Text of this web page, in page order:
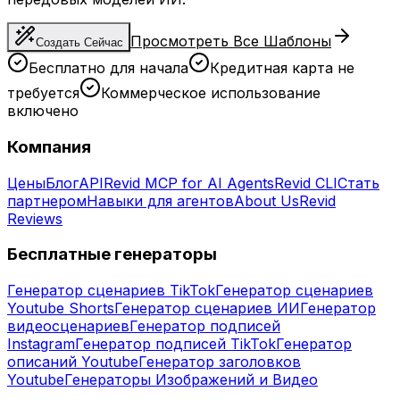
Создать Сейчас
Просмотреть Все Шаблоны
Бесплатно для начала
Кредитная карта не
требуется
Коммерческое использование
включено
Компания
ЦеныБлогAPIRevid MCP for AI AgentsRevid CLIСтать
партнеромНавыки для агентовAbout UsRevid
Reviews
Бесплатные генераторы
Генератор сценариев TikTokГенератор сценариев
Youtube ShortsГенератор сценариев ИИГенератор
видеосценариевГенератор подписей
InstagramГенератор подписей TikTokГенератор
описаний YoutubeГенератор заголовков
YoutubeГенераторы Изображений и Видео